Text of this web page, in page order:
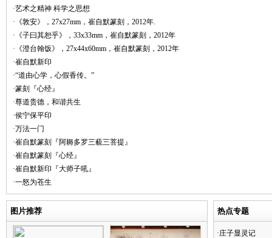
·艺术之精神 科学之思想
·《敦安》，27x27mm，崔自默篆刻，2012年.
·《子曰其恕乎》，33x33mm，崔自默篆刻，2012年
·《澄台翰饭》，27x44x60mm，崔自默篆刻，2012年
·崔自默新印
·“道由心学，心假香传。”
·篆刻『心经』
·尊道贵德，和谐共生
·侯宁保平印
·万法一门
·崔自默篆刻『阿耨多罗三藐三菩提』
·崔自默篆刻『心经』
·崔自默新印『大师子吼』
·一怒为苍生
图片推荐 热点专题
·庄子显灵记